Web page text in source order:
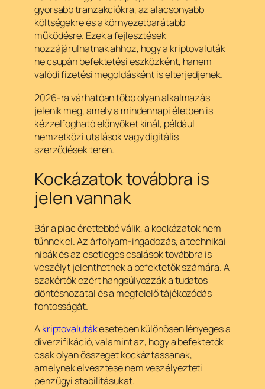
gyorsabb tranzakciókra, az alacsonyabb
költségekre és a környezetbarátabb
működésre. Ezek a fejlesztések
hozzájárulhatnak ahhoz, hogy a kriptovaluták
ne csupán befektetési eszközként, hanem
valódi fizetési megoldásként is elterjedjenek.
2026-ra várhatóan több olyan alkalmazás
jelenik meg, amely a mindennapi életben is
kézzelfogható előnyöket kínál, például
nemzetközi utalások vagy digitális
szerződések terén.
Kockázatok továbbra is
jelen vannak
Bár a piac érettebbé válik, a kockázatok nem
tűnnek el. Az árfolyam-ingadozás, a technikai
hibák és az esetleges csalások továbbra is
veszélyt jelenthetnek a befektetők számára. A
szakértők ezért hangsúlyozzák a tudatos
döntéshozatal és a megfelelő tájékozódás
fontosságát.
Akriptovalutákesetében különösen lényeges a
diverzifikáció, valamint az, hogy a befektetők
csak olyan összeget kockáztassanak,
amelynek elvesztése nem veszélyezteti
pénzügyi stabilitásukat.